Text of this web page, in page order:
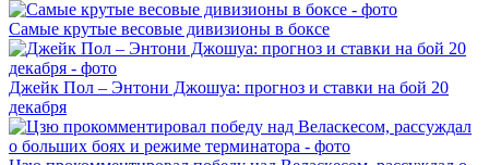
Самые крутые весовые дивизионы в боксе
Джейк Пол – Энтони Джошуа: прогноз и ставки на бой 20
декабря